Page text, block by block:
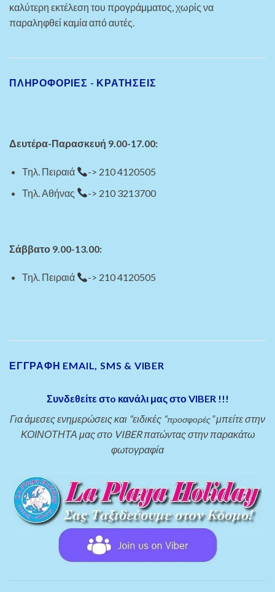
καλύτερη εκτέλεση του προγράμματος, χωρίς να
παραληφθεί καμία από αυτές.
ΠΛΗΡΟΦΟΡΙΕΣ - ΚΡΑΤΗΣΕΙΣ
Δευτέρα-Παρασκευή 9.00-17.00:
Τηλ. Πειραιά
-> 210 4120505
Τηλ. Αθήνας
-> 210 3213700
Σάββατο 9.00-13.00:
Τηλ. Πειραιά -> 210 4120505
ΕΓΓΡΑΦΗ EMAIL, SMS & VIBER
Συνδεθείτε στo κανάλι μας στο VIBER !!!
Για άμεσες ενημερώσεις και “ειδικές “προσφορές” μπείτε στην
ΚΟΙΝΟΤΗΤΑ μας στο VIBER πατώντας στην παρακάτω
φωτογραφία